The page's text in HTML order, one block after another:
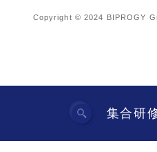
Copyright © 2024 BIPROGY
集合研